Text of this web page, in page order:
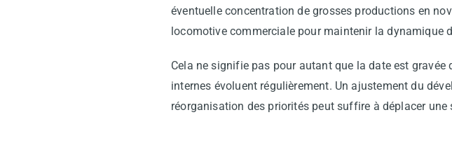
éventuelle concentration de grosses productions en
locomotive commerciale pour maintenir la dynamique
Cela ne signifie pas pour autant que la date est
internes évoluent régulièrement. Un ajustement du
réorganisation des priorités peut suffire à déplacer une